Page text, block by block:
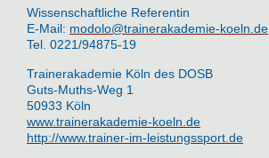
Wissenschaftliche Referentin
E-Mail: modolo@trainerakademie-koeln.de
Tel. 0221/94875-19
Trainerakademie Köln des DOSB
Guts-Muths-Weg 1
50933 Köln
www.trainerakademie-koeln.de
http://www.trainer-im-leistungssport.de